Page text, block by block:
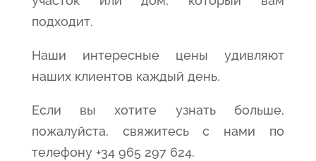
подходит.
Наши интересные цены удивляют
наших клиентов каждый день.
Если вы хотите узнать больше,
пожалуйста, свяжитесь с нами по
телефону +34 965 297 624.